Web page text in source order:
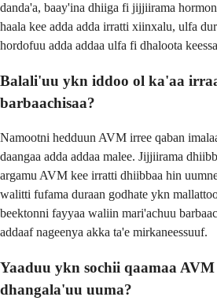
danda'a, baay'ina dhiiga fi jijjiirama
haala kee adda adda irratti xiinxalu, ulfa
hordofuu adda addaa ulfa fi dhaloota
Balali'uu ykn iddoo ol ka'aa
barbaachisaa?
Namootni hedduun AVM irree qaban
daangaa adda addaa malee. Jijjiirama
argamu AVM kee irratti dhiibbaa hin
walitti fufama duraan godhate ykn
beektonni fayyaa waliin mari'achuu
addaaf nageenya akka ta'e mirkaneessuuf.
Yaaduu ykn sochii qaamaa
dhangala'uu uuma?